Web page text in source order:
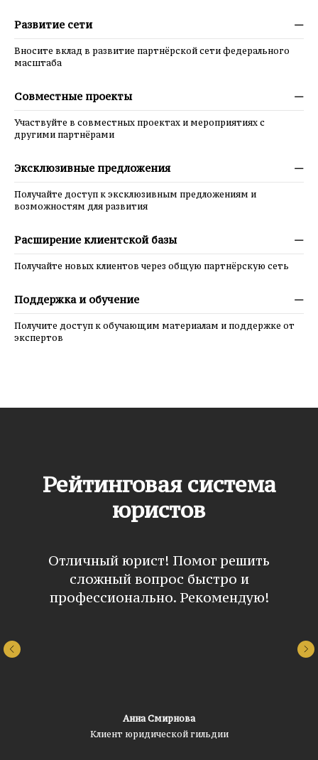
Развитие сети —
Вносите вклад в развитие партнёрской сети федерального
масштаба
Совместные проекты —
Участвуйте в совместных проектах и мероприятиях с
другими партнёрами
Эксклюзивные предложения —
Получайте доступ к эксклюзивным предложениям и
возможностям для развития
Расширение клиентской базы —
Получайте новых клиентов через общую партнёрскую сеть
Поддержка и обучение —
Получите доступ к обучающим материалам и поддержке от
экспертов
Рейтинговая система
юристов
Отличный юрист! Помог решить
сложный вопрос быстро и
профессионально. Рекомендую!
Анна Смирнова
Клиент юридической гильдии